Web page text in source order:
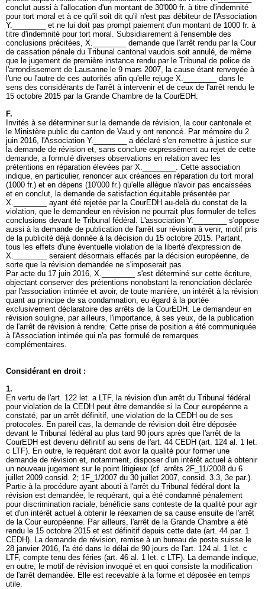
conclut aussi à l'allocation d'un montant de 30'000 fr. à titre d'indemnité
pour tort moral et à ce qu'il soit dit qu'il n'est pas débiteur de l'Association
Y.________ et ne lui doit pas prompt paiement d'un montant de 1000 fr. à
titre d'indemnité pour tort moral. Subsidiairement à l'ensemble des
conclusions précitées, X.________ demande que l'arrêt rendu par la Cour
de cassation pénale du Tribunal cantonal vaudois soit annulé, de même
que le jugement de première instance rendu par le Tribunal de police de
l'arrondissement de Lausanne le 9 mars 2007, la cause étant renvoyée à
l'une ou l'autre de ces autorités afin qu'elle rejuge X.________ dans le
sens des considérants de l'arrêt à intervenir et de ceux de l'arrêt rendu le
15 octobre 2015 par la Grande Chambre de la CourEDH.
F.
Invités à se déterminer sur la demande de révision, la cour cantonale et
le Ministère public du canton de Vaud y ont renoncé. Par mémoire du 2
juin 2016, l'Association Y.________ a déclaré s'en remettre à justice sur
la demande de révision et, sans conclure expressément au rejet de cette
demande, a formulé diverses observations en relation avec les
prétentions en réparation élevées par X.________. Cette association
indique, en particulier, renoncer aux créances en réparation du tort moral
(1000 fr.) et en dépens (10'000 fr.) qu'elle allègue n'avoir pas encaissées
et en conclut, la demande de satisfaction équitable présentée par
X.________ ayant été rejetée par la CourEDH au-delà du constat de la
violation, que le demandeur en révision ne pourrait plus formuler de telles
conclusions devant le Tribunal fédéral. L'association Y.________ s'oppose
aussi à la demande de publication de l'arrêt sur révision à venir, motif pris
de la publicité déjà donnée à la décision du 15 octobre 2015. Partant,
tous les effets d'une éventuelle violation de la liberté d'expression de
X.________ seraient désormais effacés par la décision européenne, de
sorte que la révision demandée ne s'imposerait pas.
Par acte du 17 juin 2016, X.________ s'est déterminé sur cette écriture,
objectant conserver des prétentions nonobstant la renonciation déclarée
par l'association intimée et avoir, de toute manière, un intérêt à la révision
quant au principe de sa condamnation, eu égard à la portée
exclusivement déclaratoire des arrêts de la CourEDH. Le demandeur en
révision souligne, par ailleurs, l'importance, à ses yeux, de la publication
de l'arrêt de révision à rendre. Cette prise de position a été communiquée
à l'Association intimée qui n'a pas formulé de remarques
complémentaires.
Considérant en droit :
1.
En vertu de l'art. 122 let. a LTF, la révision d'un arrêt du Tribunal fédéral
pour violation de la CEDH peut être demandée si la Cour européenne a
constaté, par un arrêt définitif, une violation de la CEDH ou de ses
protocoles. En pareil cas, la demande de révision doit être déposée
devant le Tribunal fédéral au plus tard 90 jours après que l'arrêt de la
CourEDH est devenu définitif au sens de l'art. 44 CEDH (art. 124 al. 1 let.
c LTF). En outre, le requérant doit avoir la qualité pour former une
demande de révision et, notamment, disposer d'un intérêt actuel à obtenir
un nouveau jugement sur le point litigieux (cf. arrêts 2F_11/2008 du 6
juillet 2009 consid. 2; 1F_1/2007 du 30 juillet 2007, consid. 3.3, 3e par.).
Partie à la procédure ayant abouti à l'arrêt du Tribunal fédéral dont la
révision est demandée, le requérant, qui a été condamné pénalement
pour discrimination raciale, bénéficie sans conteste de la qualité pour agir
et d'un intérêt actuel à obtenir le réexamen de sa cause ensuite de l'arrêt
de la Cour européenne. Par ailleurs, l'arrêt de la Grande Chambre a été
rendu le 15 octobre 2015 et est définitif depuis cette date (art. 44 par. 1
CEDH). La demande de révision, remise à un bureau de poste suisse le
28 janvier 2016, l'a été dans le délai de 90 jours de l'art. 124 al. 1 let. c
LTF, compte tenu des féries (art. 46 al. 1 let. c LTF). La demande indique,
en outre, le motif de révision invoqué et en quoi consiste la modification
de l'arrêt demandée. Elle est recevable à la forme et déposée en temps
utile.